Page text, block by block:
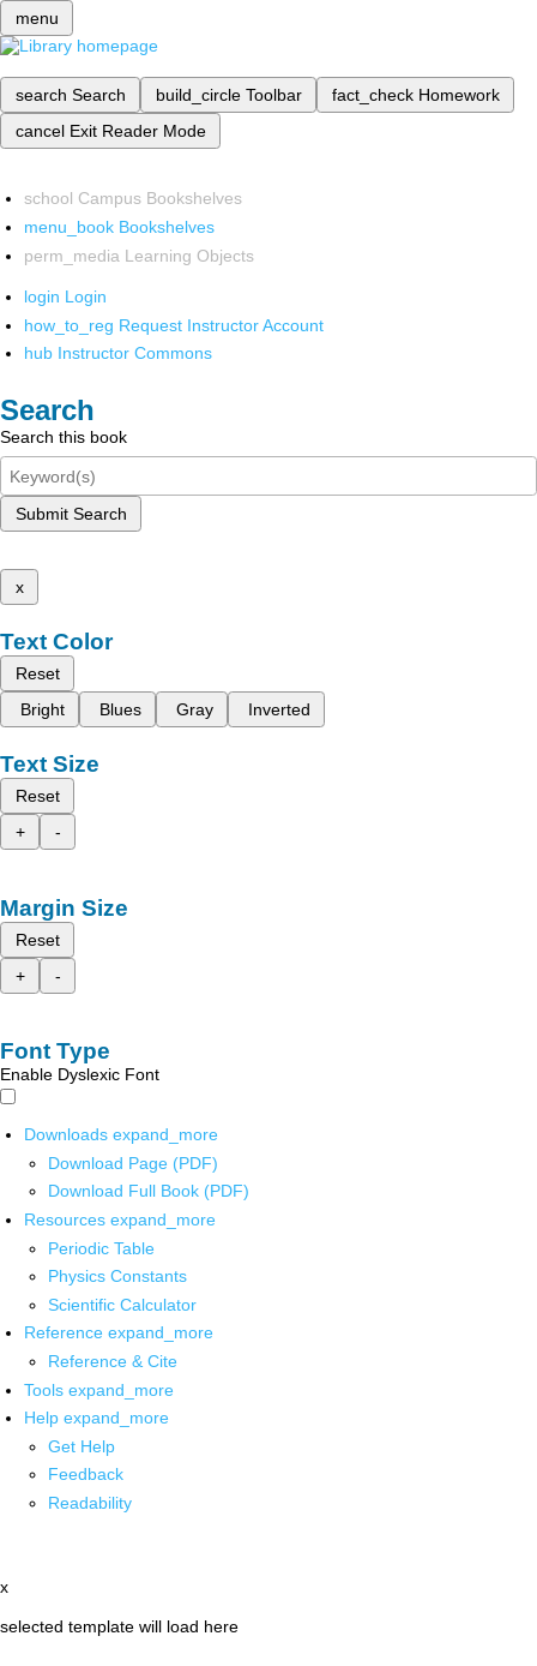
menu
search Search build_circle Toolbar fact_check Homework
cancel Exit Reader Mode
school Campus Bookshelves
menu_book Bookshelves
perm_media Learning Objects
login Login
how_to_reg Request Instructor Account
hub Instructor Commons
Search
Search this book
Submit Search
x
Text Color
Reset
Bright
Blues Gray Inverted
Text Size
Reset
+
-
Margin Size
Reset
+
-
Font Type
Enable Dyslexic Font
Downloads expand_more
Download Page (PDF)
Download Full Book (PDF)
Resources expand_more
Periodic Table
Physics Constants
Scientific Calculator
Reference expand_more
Reference & Cite
Tools expand_more
Help expand_more
Get Help
Feedback
Readability
x
selected template will load here